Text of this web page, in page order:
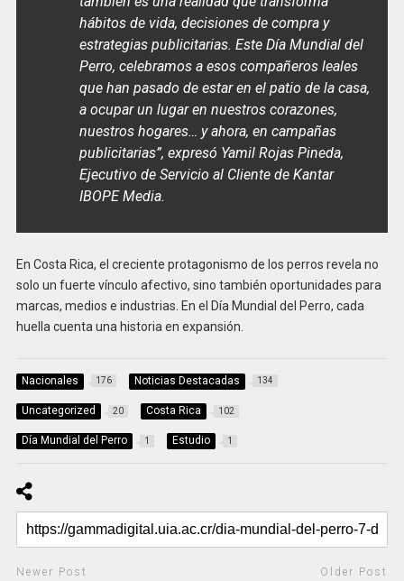
hábitos de vida, decisiones de compra y
estrategias publicitarias. Este Día Mundial del
Perro, celebramos a esos compañeros leales
que han pasado de estar en el patio de la casa,
a ocupar un lugar en nuestros corazones,
nuestros hogares… y ahora, en campañas
publicitarias”, expresó Yamil Rojas Pineda,
Ejecutivo de Servicio al Cliente de Kantar
IBOPE Media.
En Costa Rica, el creciente protagonismo de los perros revela no
solo un fuerte vínculo afectivo, sino también oportunidades para
marcas, medios e industrias. En el Día Mundial del Perro, cada
huella cuenta una historia en expansión.
Nacionales 176 Noticias Destacadas 134
Uncategorized 20 Costa Rica 102
Día Mundial del Perro 1 Estudio 1
Newer Post Older Post